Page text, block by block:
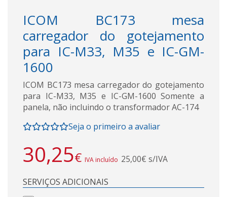
ICOM BC173 mesa
carregador do gotejamento
para IC-M33, M35 e IC-GM-
1600
ICOM BC173 mesa carregador do gotejamento
para IC-M33, M35 e IC-GM-1600 Somente a
panela, não incluindo o transformador AC-174
Seja o primeiro a avaliar
30,25€ IVA incluído 25,00€ s/IVA
SERVIÇOS ADICIONAIS